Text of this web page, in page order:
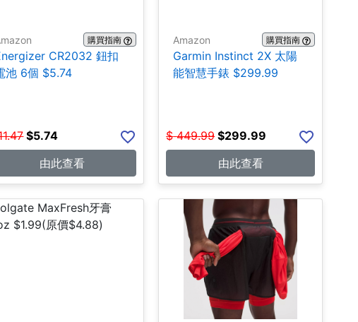
購買指南
CR2032 鈕扣
池 6個 $5.74
$5.74
由此查看
Amazon 購買指南
Garmin Instinct 2X 太陽
能智慧手錶 $299.99
$ 449.99 $299.99
由此查看